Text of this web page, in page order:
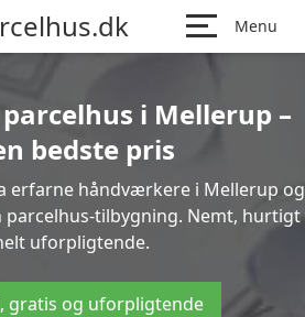
Menu
i Mellerup –
bedste pris
erfarne håndværkere i Mellerup og
parcelhus-tilbygning. Nemt, hurtigt
uforpligtende.
gratis og uforpligtende